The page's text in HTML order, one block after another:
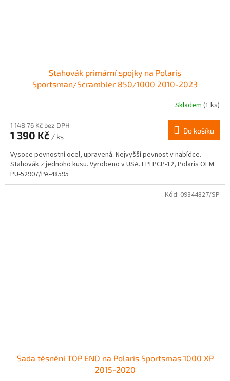
Stahovák primární spojky na Polaris
Sportsman/Scrambler 850/1000 2010-2023
Skladem (1 ks)
1 148,76 Kč bez DPH
1 390 Kč / ks
Do košíku
Vysoce pevnostní ocel, upravená. Nejvyšší pevnost v nabídce.
Stahovák z jednoho kusu. Vyrobeno v USA. EPI PCP-12, Polaris OEM
PU-52907/PA-48595
Sada těsnění TOP END na Polaris Sportsmas 1000 XP
2015-2020
Kód: 09344827/SP